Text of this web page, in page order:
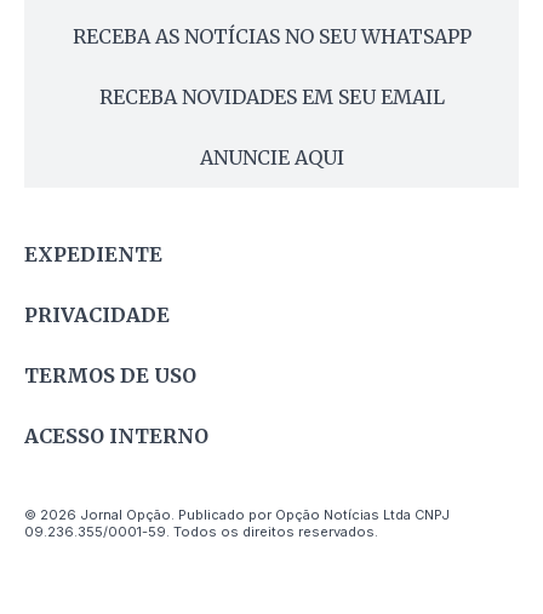
RECEBA AS NOTÍCIAS NO SEU WHATSAPP
RECEBA NOVIDADES EM SEU EMAIL
ANUNCIE AQUI
EXPEDIENTE
PRIVACIDADE
TERMOS DE USO
ACESSO INTERNO
© 2026 Jornal Opção. Publicado por Opção Notícias Ltda CNPJ
09.236.355/0001-59. Todos os direitos reservados.